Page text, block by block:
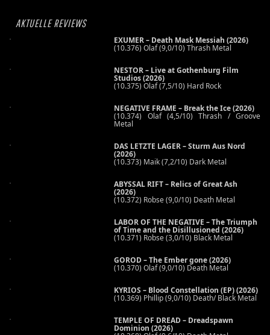
AKTUELLE REVIEWS
EXUMER – Death Mask Messiah (2026)
(10.376) Olaf (9,0/10) Thrash Metal
NESTOR – Live at Gothenburg Film
Studios (2026)
(10.375) Olaf (7,5/10) Hard Rock
NEGATIVE FRAME – Break the Ice (2026)
(10.374) Olaf (4,5/10) Thrash / Groove
Metal
DAS LETZTE LAGER – Sturm Aus Nord
(2026)
(10.373) Maik (7,2/10) Dark Metal
ABYSSAL RIFT – Relics of Great Ash
(2026)
(10.372) Robse (9,0/10) Death Metal
LABOR OF THE NEGATIVE – The Triumph
of Time and the Disillusioned (2026)
(10.371) Robse (3,0/10) Black Metal
GOROD – The Ember gone (2026)
(10.370) Olaf (9,0/10) Death Metal
KYRIOS – Blood Constellation (EP) (2026)
(10.369) Phillip (9,0/10) Death/ Black Metal
TEMPLE OF DREAD – Dreadspawn
Dominion (2026)